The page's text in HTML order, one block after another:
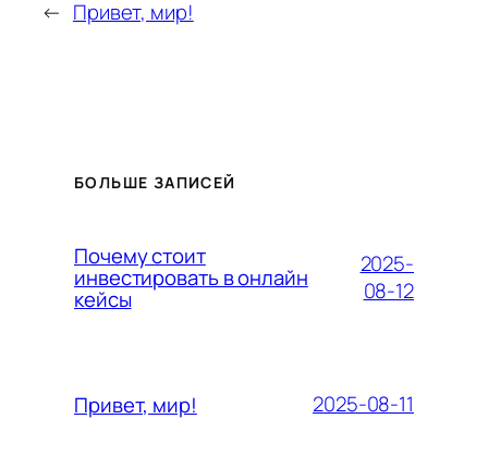
← Привет, мир!
БОЛЬШЕ ЗАПИСЕЙ
Почему стоит
инвестировать в онлайн
кейсы
2025-
08-12
Привет, мир! 2025-08-11